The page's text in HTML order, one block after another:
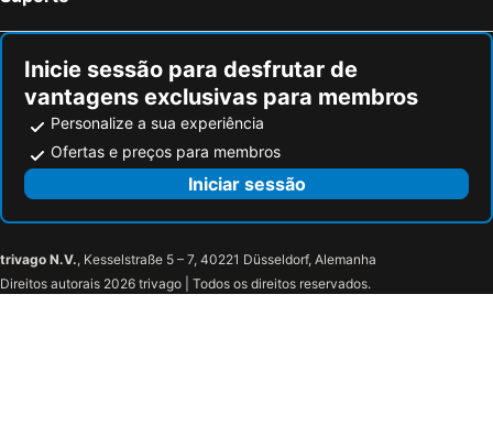
Inicie sessão para desfrutar de
vantagens exclusivas para membros
Personalize a sua experiência
Ofertas e preços para membros
Iniciar sessão
trivago N.V., Kesselstraße 5 – 7, 40221 Düsseldorf, Alemanha
Direitos autorais 2026 trivago | Todos os direitos reservados.